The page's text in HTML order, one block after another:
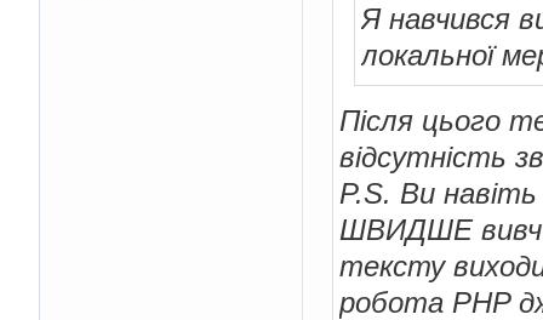
Я навчився
локальної
Після цього
відсутність
P.S. Ви
ШВИДШЕ
тексту
робота PHP